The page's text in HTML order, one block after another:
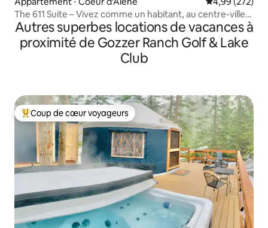
The 611 Suite – Vivez comme un habitant, au centre-ville
de CDA !
Autres superbes locations de vacances à
proximité de Gozzer Ranch Golf & Lake
Club
Coups de cœur voyageurs les plus appréciés
Coup de cœur voyageurs